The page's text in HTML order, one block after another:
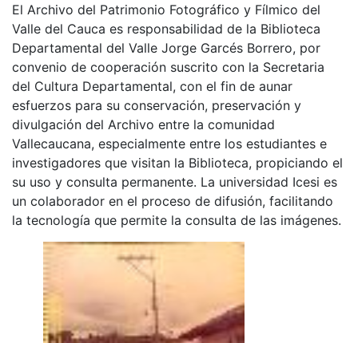
El Archivo del Patrimonio Fotográfico y Fílmico del
Valle del Cauca es responsabilidad de la Biblioteca
Departamental del Valle Jorge Garcés Borrero, por
convenio de cooperación suscrito con la Secretaria
del Cultura Departamental, con el fin de aunar
esfuerzos para su conservación, preservación y
divulgación del Archivo entre la comunidad
Vallecaucana, especialmente entre los estudiantes e
investigadores que visitan la Biblioteca, propiciando el
su uso y consulta permanente. La universidad Icesi es
un colaborador en el proceso de difusión, facilitando
la tecnología que permite la consulta de las imágenes.